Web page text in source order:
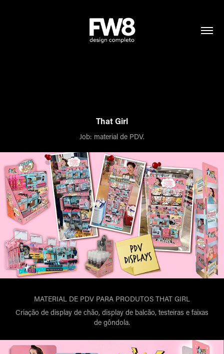
That Girl
Job: material de PDV.
MATERIAL DE PDV PARA PRODUTOS THAT GIRL
Criação de display de chão, display de balcão, testeiras e faixas
de gôndola.